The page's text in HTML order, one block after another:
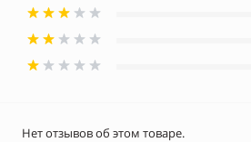
Нет отзывов об этом товаре.